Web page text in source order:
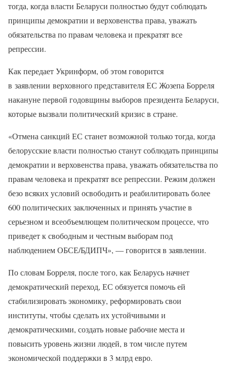
тогда, когда власти Беларуси полностью будут соблюдать
принципы демократии и верховенства права, уважать
обязательства по правам человека и прекратят все
репрессии.
Как передает Укринформ, об этом говорится
в заявлении верховного представителя ЕС Жозепа Борреля
накануне первой годовщины выборов президента Беларуси,
которые вызвали политический кризис в стране.
«Отмена санкций ЕС станет возможной только тогда, когда
белорусские власти полностью станут соблюдать принципы
демократии и верховенства права, уважать обязательства по
правам человека и прекратят все репрессии. Режим должен
безо всяких условий освободить и реабилитировать более
600 политических заключенных и принять участие в
серьезном и всеобъемлющем политическом процессе, что
приведет к свободным и честным выборам под
наблюдением ОБСЕ/БДИПЧ», — говорится в заявлении.
По словам Борреля, после того, как Беларусь начнет
демократический переход, ЕС обязуется помочь ей
стабилизировать экономику, реформировать свои
институты, чтобы сделать их устойчивыми и
демократическими, создать новые рабочие места и
повысить уровень жизни людей, в том числе путем
экономической поддержки в 3 млрд евро.